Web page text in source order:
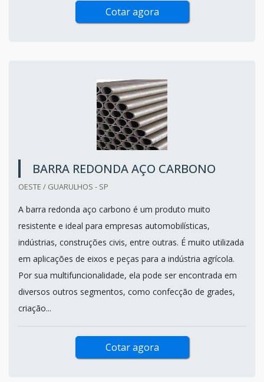
Cotar agora
BARRA REDONDA AÇO CARBONO
OESTE / GUARULHOS - SP
A barra redonda aço carbono é um produto muito
resistente e ideal para empresas automobilísticas,
indústrias, construções civis, entre outras. É muito utilizada
em aplicações de eixos e peças para a indústria agrícola.
Por sua multifuncionalidade, ela pode ser encontrada em
diversos outros segmentos, como confecção de grades,
criação...
Cotar agora